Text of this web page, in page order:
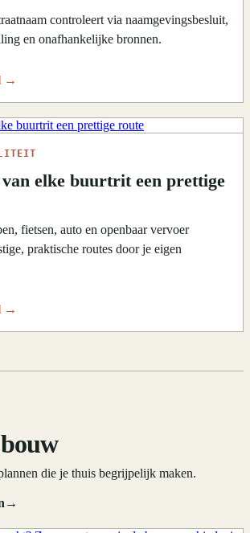
controleert via naamgevingsbesluit,
en onafhankelijke bronnen.
→
elke buurtrit een prettige
fietsen, auto en openbaar vervoer
praktische routes door je eigen
→
die je thuis begrijpelijk maken.
→